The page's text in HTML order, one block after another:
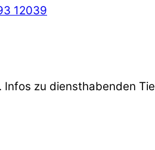
12039
. Infos zu diensthabenden